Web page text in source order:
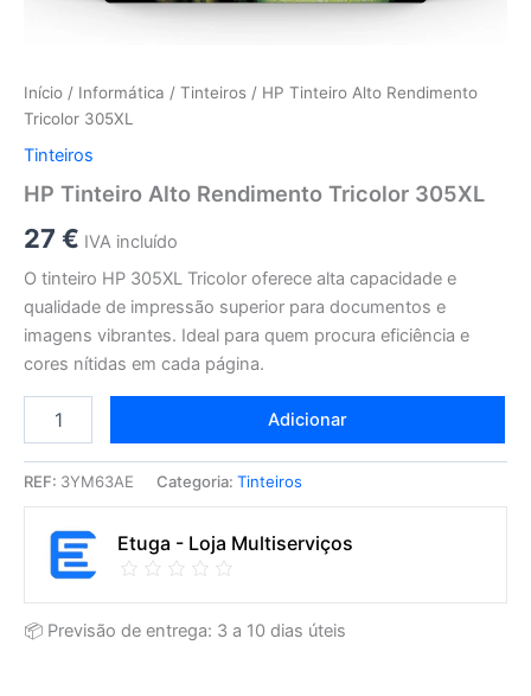
Início / Informática / Tinteiros / HP Tinteiro Alto Rendimento
Tricolor 305XL
Tinteiros
HP Tinteiro Alto Rendimento Tricolor 305XL
27 € IVA incluído
O tinteiro HP 305XL Tricolor oferece alta capacidade e
qualidade de impressão superior para documentos e
imagens vibrantes. Ideal para quem procura eficiência e
cores nítidas em cada página.
Adicionar
REF: 3YM63AE Categoria: Tinteiros
Etuga - Loja Multiserviços
📦 Previsão de entrega: 3 a 10 dias úteis